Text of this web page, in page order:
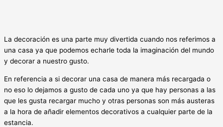
La decoración es una parte muy divertida cuando nos referimos a
una casa ya que podemos echarle toda la imaginación del mundo
y decorar a nuestro gusto.
En referencia a si decorar una casa de manera más recargada o
no eso lo dejamos a gusto de cada uno ya que hay personas a las
que les gusta recargar mucho y otras personas son más austeras
a la hora de añadir elementos decorativos a cualquier parte de la
estancia.